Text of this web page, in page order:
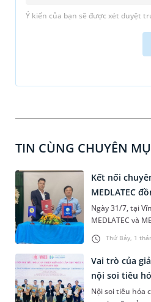
Ý kiến của bạn sẽ được xét duyệt
TIN CÙNG CHUYÊN
Thứ Bảy, 1
Kết nối
MEDLATEC
Ngày 31/7, tại
MEDLATEC và
Trung tâm Kiểm
Long tổ chức hội
cập nhật xét
trị". Đây là hoạt
tri thức y khoa,
giữa
Vai trò của
nội soi tiêu
Nội soi tiêu hóa